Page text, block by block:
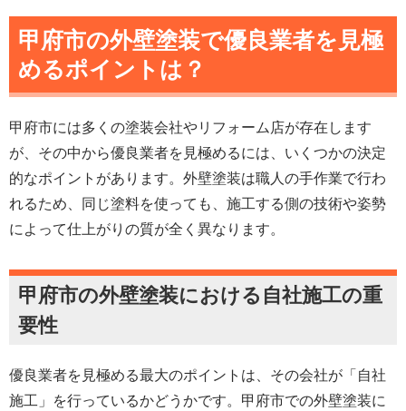
甲府市の外壁塗装で優良業者を見極
めるポイントは？
甲府市には多くの塗装会社やリフォーム店が存在します
が、その中から優良業者を見極めるには、いくつかの決定
的なポイントがあります。外壁塗装は職人の手作業で行わ
れるため、同じ塗料を使っても、施工する側の技術や姿勢
によって仕上がりの質が全く異なります。
甲府市の外壁塗装における自社施工の重
要性
優良業者を見極める最大のポイントは、その会社が「自社
施工」を行っているかどうかです。甲府市での外壁塗装に